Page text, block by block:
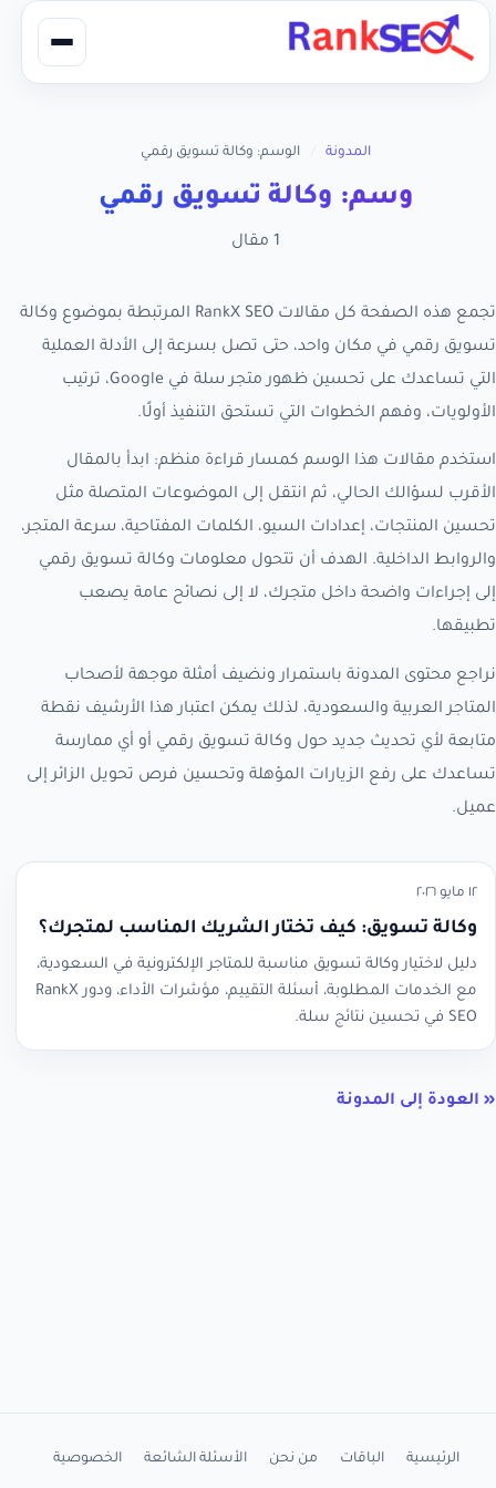
المدونة الوسم: وكالة تسويق رقمي
وسم: وكالة تسويق رقمي
1 مقال
تجمع هذه الصفحة كل مقالات RankX SEO المرتبطة بموضوع وكالة
تسويق رقمي في مكان واحد، حتى تصل بسرعة إلى الأدلة العملية
التي تساعدك على تحسين ظهور متجر سلة في Google، ترتيب
الأولويات، وفهم الخطوات التي تستحق التنفيذ أولًا.
استخدم مقالات هذا الوسم كمسار قراءة منظم: ابدأ بالمقال
الأقرب لسؤالك الحالي، ثم انتقل إلى الموضوعات المتصلة مثل
تحسين المنتجات، إعدادات السيو، الكلمات المفتاحية، سرعة المتجر،
والروابط الداخلية. الهدف أن تتحول معلومات وكالة تسويق رقمي
إلى إجراءات واضحة داخل متجرك، لا إلى نصائح عامة يصعب
تطبيقها.
نراجع محتوى المدونة باستمرار ونضيف أمثلة موجهة لأصحاب
المتاجر العربية والسعودية، لذلك يمكن اعتبار هذا الأرشيف نقطة
متابعة لأي تحديث جديد حول وكالة تسويق رقمي أو أي ممارسة
تساعدك على رفع الزيارات المؤهلة وتحسين فرص تحويل الزائر إلى
عميل.
١٢ مايو ٢٠٢٦
وكالة تسويق: كيف تختار الشريك المناسب لمتجرك؟
دليل لاختيار وكالة تسويق مناسبة للمتاجر الإلكترونية في السعودية،
مع الخدمات المطلوبة، أسئلة التقييم، مؤشرات الأداء، ودور RankX
SEO في تحسين نتائج سلة.
« العودة إلى المدونة
الرئيسية الباقات من نحن الأسئلة الشائعة الخصوصية